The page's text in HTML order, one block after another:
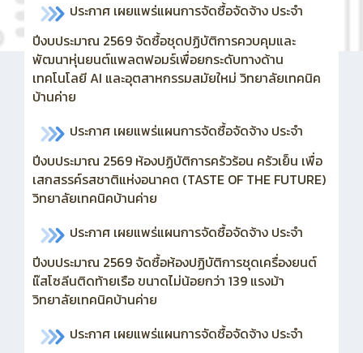
ประกาศ เผยแพร่แผนการจัดซื้อจัดจ้าง ประจำ
ปีงบประมาณ 2569จัดซื้อชุดปฏิบัติการควบคุมและ
พัฒนาหุ่นยนต์แพลตฟอมร์เพื่อยกระดับทางด้าน
เทคโนโลยี AI และอุตสาหกรรมสมัยใหม่ วิทยาลัยเทคนิค
บ้านค่าย
ประกาศ เผยแพร่แผนการจัดซื้อจัดจ้าง ประจำ
ปีงบประมาณ 2569 ห้องปฏิบัติการครัวร้อน ครัวเย็น เพื่อ
เสกสรรค์รสชาติแห่งอนาคต (TASTE OF THE FUTURE)
วิทยาลัยเทคนิคบ้านค่าย
ประกาศ เผยแพร่แผนการจัดซื้อจัดจ้าง ประจำ
ปีงบประมาณ 2569จัดซื้อห้องปฏิบัติการชุดเครื่องยนต์
แ๊สโซลีนติดท้ายเรือ ขนาดไม่น้อยกว่า 139 แรงม้า
วิทยาลัยเทคนิคบ้านค่าย
ประกาศ เผยแพร่แผนการจัดซื้อจัดจ้าง ประจำ